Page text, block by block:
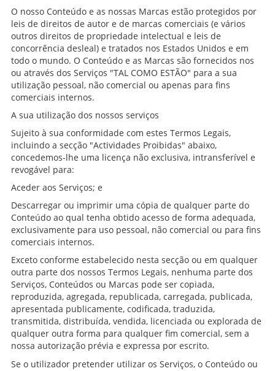
O nosso Conteúdo e as nossas Marcas estão protegidos por
leis de direitos de autor e de marcas comerciais (e vários
outros direitos de propriedade intelectual e leis de
concorrência desleal) e tratados nos Estados Unidos e em
todo o mundo. O Conteúdo e as Marcas são fornecidos nos
ou através dos Serviços "TAL COMO ESTÃO" para a sua
utilização pessoal, não comercial ou apenas para fins
comerciais internos.
A sua utilização dos nossos serviços
Sujeito à sua conformidade com estes Termos Legais,
incluindo a secção "Actividades Proibidas" abaixo,
concedemos-lhe uma licença não exclusiva, intransferível e
revogável para:
Aceder aos Serviços; e
Descarregar ou imprimir uma cópia de qualquer parte do
Conteúdo ao qual tenha obtido acesso de forma adequada,
exclusivamente para uso pessoal, não comercial ou para fins
comerciais internos.
Exceto conforme estabelecido nesta secção ou em qualquer
outra parte dos nossos Termos Legais, nenhuma parte dos
Serviços, Conteúdos ou Marcas pode ser copiada,
reproduzida, agregada, republicada, carregada, publicada,
apresentada publicamente, codificada, traduzida,
transmitida, distribuída, vendida, licenciada ou explorada de
qualquer outra forma para qualquer fim comercial, sem a
nossa autorização prévia e expressa por escrito.
Se o utilizador pretender utilizar os Serviços, o Conteúdo ou